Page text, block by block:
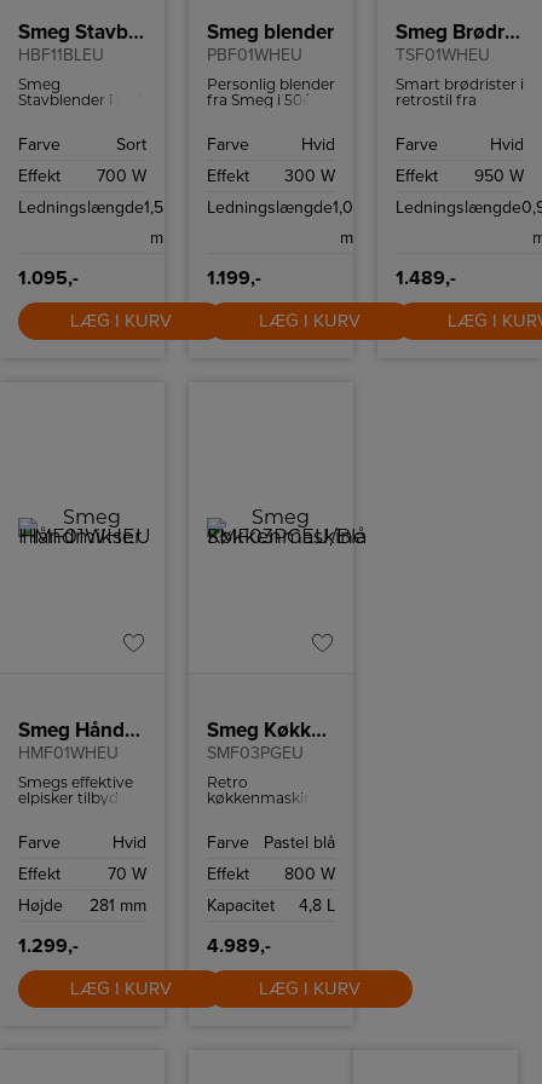
Smeg Stavblender
HBF11BLEU
Smeg
Stavblender i sort
Farve
Sort
Effekt
700 W
Ledningslængde1,5
m
1.095,-
LÆG I KURV
Smeg blender
PBF01WHEU
Personlig blender
fra Smeg i 50ér
to hastigheder.
Farve
Hvid
Effekt
300 W
Ledningslængde1,0
m
1.199,-
LÆG I KURV
Smeg Brødrister
TSF01WHEU
Smart brødrister i
retrostil fra
6
og high-lift
Farve
Hvid
Effekt
950 W
Ledningslængde
1.489,-
LÆG I
Smeg Håndmikser
HMF01WHEU
Smegs effektive
elpisker tilbyder
så du kan blande
perfektion.
desuden en
for ekstra kraftig
piskning.
Farve
Hvid
Effekt
70 W
Højde
281 mm
1.299,-
LÆG I KURV
Smeg Køkkenmaskine/Blå
SMF03PGEU
Retro
køkkenmaskine
og
Farve
Pastel blå
Effekt
800 W
Kapacitet
4,8 L
4.989,-
LÆG I KURV